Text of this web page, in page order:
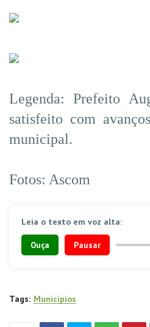
Legenda: Prefeito
satisfeito com
municipal.
Fotos: Ascom
Leia o texto em voz alta:
Ouça Pausar
Tags: Municípios